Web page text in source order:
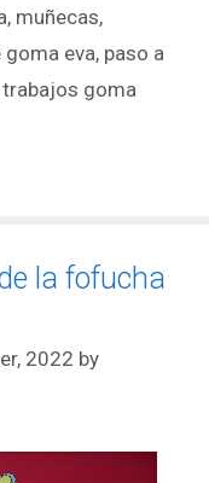
, muñecas,
goma eva, paso a
trabajos goma
la fofucha
2022 by